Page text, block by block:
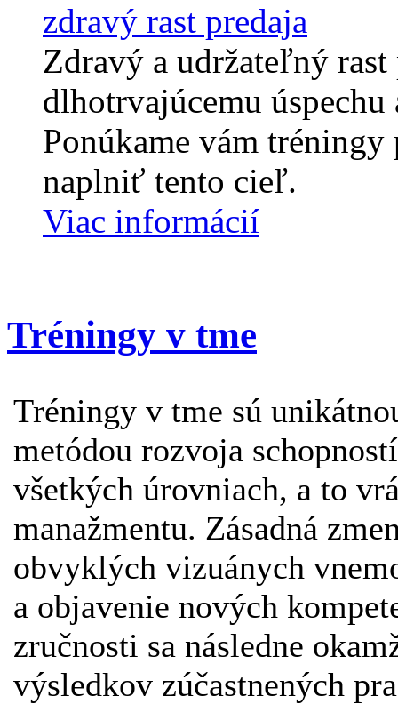
zdravý rast predaja
Zdravý a udržateľný
dlhotrvajúcemu
Ponúkame vám
naplniť tento cieľ.
Viac informácií
Tréningy v tme
Tréningy v tme sú
metódou rozvoja
všetkých úrovniach, a to
manažmentu. Zásadná
obvyklých vizuánych
a objavenie nových
zručnosti sa následne
výsledkov zúčastnených